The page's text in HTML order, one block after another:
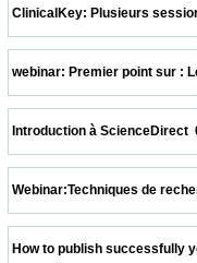
ClinicalKey: Plusieurs
webinar: Premier point
Introduction à
Webinar:Techniques de
How to publish